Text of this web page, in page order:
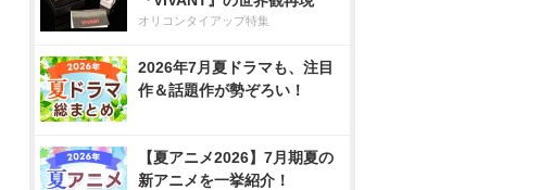
オリコンタイアップ特集
2026年7月夏ドラマも、注目
作＆話題作が勢ぞろい！
【夏アニメ2026】7月期夏の
新アニメを一挙紹介！